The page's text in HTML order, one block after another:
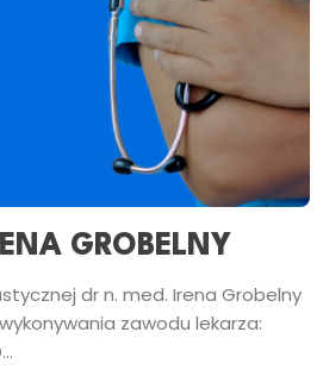
GROBELNY
dr n. med. Irena Grobelny
zawodu lekarza: